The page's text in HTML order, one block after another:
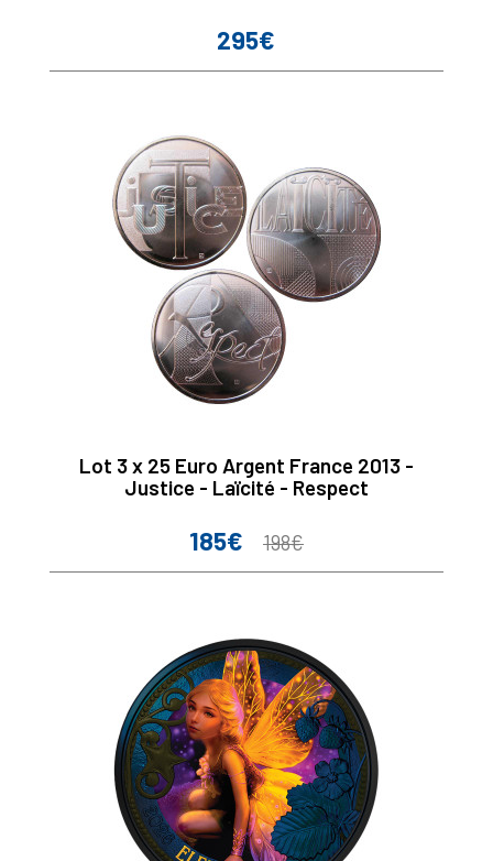
Prix
295€
Lot 3 x 25 Euro Argent France 2013 -
Justice - Laïcité - Respect
Prix
185€
Prix
198€